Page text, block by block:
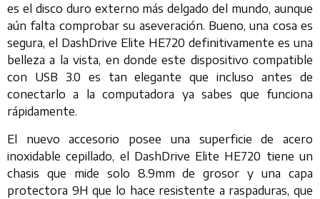
es el disco duro externo más delgado del mundo, aunque
aún falta comprobar su aseveración. Bueno, una cosa es
segura, el DashDrive Elite HE720 definitivamente es una
belleza a la vista, en donde este dispositivo compatible
con USB 3.0 es tan elegante que incluso antes de
conectarlo a la computadora ya sabes que funciona
rápidamente.
El nuevo accesorio posee una superficie de acero
inoxidable cepillado, el DashDrive Elite HE720 tiene un
chasis que mide solo 8.9mm de grosor y una capa
protectora 9H que lo hace resistente a raspaduras, que